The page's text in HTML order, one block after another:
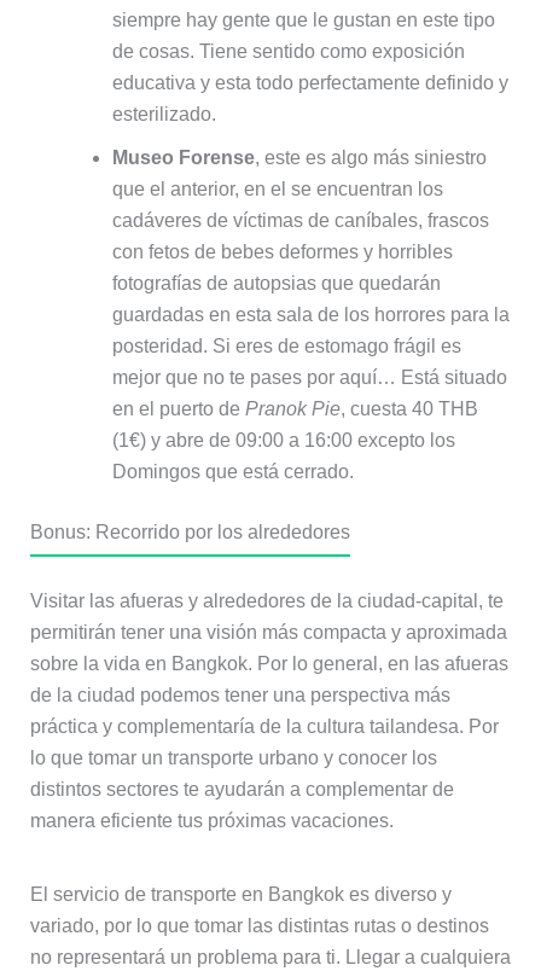
siempre hay gente que le gustan en este tipo
de cosas. Tiene sentido como exposición
educativa y esta todo perfectamente definido y
esterilizado.
Museo Forense, este es algo más siniestro
que el anterior, en el se encuentran los
cadáveres de víctimas de caníbales, frascos
con fetos de bebes deformes y horribles
fotografías de autopsias que quedarán
guardadas en esta sala de los horrores para la
posteridad. Si eres de estomago frágil es
mejor que no te pases por aquí… Está situado
en el puerto de Pranok Pie, cuesta 40 THB
(1€) y abre de 09:00 a 16:00 excepto los
Domingos que está cerrado.
Bonus: Recorrido por los alrededores
Visitar las afueras y alrededores de la ciudad-capital, te
permitirán tener una visión más compacta y aproximada
sobre la vida en Bangkok. Por lo general, en las afueras
de la ciudad podemos tener una perspectiva más
práctica y complementaría de la cultura tailandesa. Por
lo que tomar un transporte urbano y conocer los
distintos sectores te ayudarán a complementar de
manera eficiente tus próximas vacaciones.
El servicio de transporte en Bangkok es diverso y
variado, por lo que tomar las distintas rutas o destinos
no representará un problema para ti. Llegar a cualquiera